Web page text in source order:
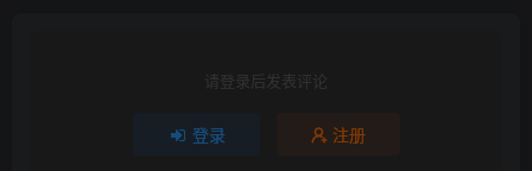
请登录后发表评论
登录 注册